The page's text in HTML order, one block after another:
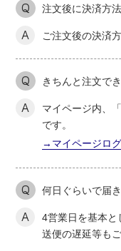
Q 注文後に決済方
A ご注文後の決済
Q きちんと注文で
A
マイページ内、
です。
→マイページロ
Q 何日ぐらいで届
A
4営業日を基本と
送便の遅延等も